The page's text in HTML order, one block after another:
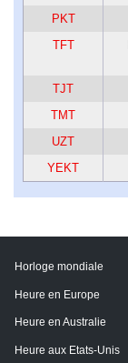
PKT
TFT
TJT
TMT
UZT
YEKT
Horloge mondiale
Heure en Europe
Heure en Australie
Heure aux Etats-Unis